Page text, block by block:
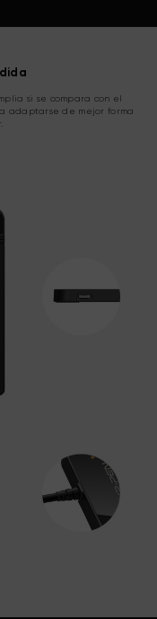
si se compara con el
adaptarse de mejor forma